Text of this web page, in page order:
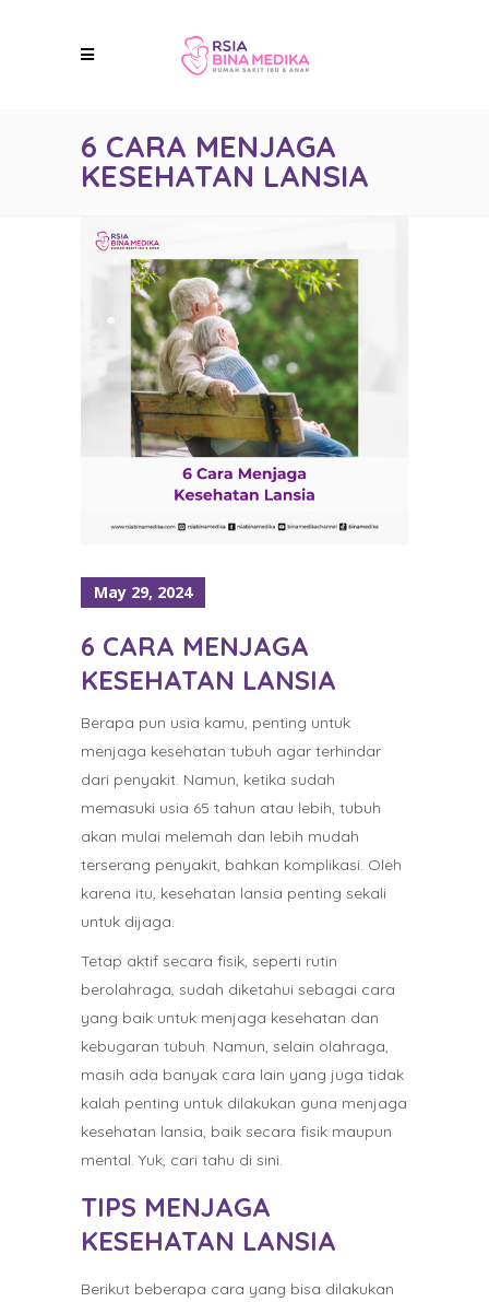
6 CARA MENJAGA
KESEHATAN LANSIA
May 29, 2024
6 CARA MENJAGA
KESEHATAN LANSIA
Berapa pun usia kamu, penting untuk
menjaga kesehatan tubuh agar terhindar
dari penyakit. Namun, ketika sudah
memasuki usia 65 tahun atau lebih, tubuh
akan mulai melemah dan lebih mudah
terserang penyakit, bahkan komplikasi. Oleh
karena itu, kesehatan lansia penting sekali
untuk dijaga.
Tetap aktif secara fisik, seperti rutin
berolahraga, sudah diketahui sebagai cara
yang baik untuk menjaga kesehatan dan
kebugaran tubuh. Namun, selain olahraga,
masih ada banyak cara lain yang juga tidak
kalah penting untuk dilakukan guna menjaga
kesehatan lansia, baik secara fisik maupun
mental. Yuk, cari tahu di sini.
TIPS MENJAGA
KESEHATAN LANSIA
Berikut beberapa cara yang bisa dilakukan